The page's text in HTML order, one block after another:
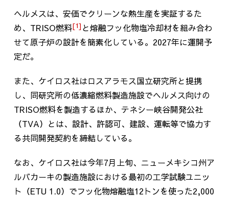
ヘルメスは、安価でクリーンな熱生産を実証するた
め、 TRISO燃料[1] と熔融フッ化物塩冷却材を組み合わ
せて原子炉の設計を簡素化している。 2027年に運開予
定だ。
また、ケイロス社はロスアラモス国立研究所と提携
し、同研究所の低濃縮燃料製造施設でヘルメス向けの
TRISO燃料を製造するほか、テネシー峡谷開発公社
（TVA）とは、設計、許認可、建設、運転等で協力す
る共同開発契約を締結している。
なお、ケイロス社は今年7月上旬、ニューメキシコ州ア
ルバカーキの製造施設における最初の工学試験ユニッ
ト（ETU 1.0）でフッ化物熔融塩12 トンを使った2,000